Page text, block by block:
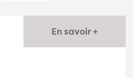
En savoir +